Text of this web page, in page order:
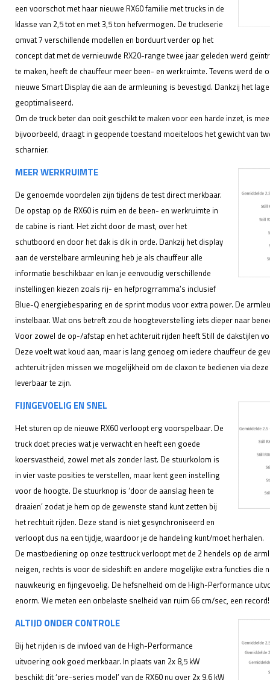
een voorschot met haar nieuwe RX60 familie met trucks in de
klasse van 2,5 tot en met 3,5 ton hefvermogen. De truckserie
omvat 7 verschillende modellen en borduurt verder op het
concept dat met de vernieuwde RX20-range twee jaar geleden werd
te maken, heeft de chauffeur meer been- en werkruimte. Tevens werd
nieuwe Smart Display die aan de armleuning is bevestigd. Dankzij het
geoptimaliseerd.
Om de truck beter dan ooit geschikt te maken voor een harde inzet, is
bijvoorbeeld, draagt in geopende toestand moeiteloos het gewicht van
scharnier.
MEER WERKRUIMTE
De genoemde voordelen zijn tijdens de test direct merkbaar.
De opstap op de RX60 is ruim en de been- en werkruimte in
de cabine is riant. Het zicht door de mast, over het
schutboord en door het dak is dik in orde. Dankzij het display
aan de verstelbare armleuning heb je als chauffeur alle
informatie beschikbaar en kan je eenvoudig verschillende
instellingen kiezen zoals rij- en hefprogrramma’s inclusief
Blue-Q energiebesparing en de sprint modus voor extra power. De
instelbaar. Wat ons betreft zou de hoogteverstelling iets dieper naar
Voor zowel de op-/afstap en het achteruit rijden heeft Still de dakstijlen
Deze voelt wat koud aan, maar is lang genoeg om iedere chauffeur de
achteruitrijden missen we mogelijkheid om de claxon te bedienen via
leverbaar te zijn.
FIJNGEVOELIG EN SNEL
Het sturen op de nieuwe RX60 verloopt erg voorspelbaar. De
truck doet precies wat je verwacht en heeft een goede
koersvastheid, zowel met als zonder last. De stuurkolom is
in vier vaste posities te verstellen, maar kent geen instelling
voor de hoogte. De stuurknop is ‘door de aanslag heen te
draaien’ zodat je hem op de gewenste stand kunt zetten bij
het rechtuit rijden. Deze stand is niet gesynchroniseerd en
verloopt dus na een tijdje, waardoor je de handeling kunt/moet herhalen.
De mastbediening op onze testtruck verloopt met de 2 hendels op de
neigen, rechts is voor de sideshift en andere mogelijke extra functies die
nauwkeurig en fijngevoelig. De hefsnelheid om de High-Performance
enorm. We meten een onbelaste snelheid van ruim 66 cm/sec, een record!
ALTIJD ONDER CONTROLE
Bij het rijden is de invloed van de High-Performance
uitvoering ook goed merkbaar. In plaats van 2x 8,5 kW
beschikt dit ‘pre-series model’ van de RX60 nu over 2x 9,6 kW